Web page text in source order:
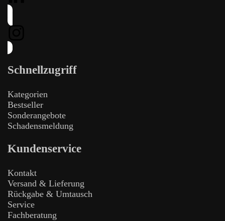
Schnellzugriff
Kategorien
Bestseller
Sonderangebote
Schadensmeldung
Kundenservice
Kontakt
Versand & Lieferung
Rückgabe & Umtausch
Service
Fachberatung